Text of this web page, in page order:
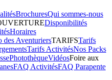
BrochuresQui sommes-nous
Disponibilités
Horaires
des AventuriersTARIFSTarifs
Tarifs ActivitésNos Packs
PhotothèqueVidéosFoire aux
FAQ ActivitésFAQ Parapente